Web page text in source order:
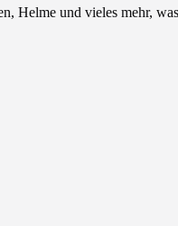
Helme und vieles mehr,